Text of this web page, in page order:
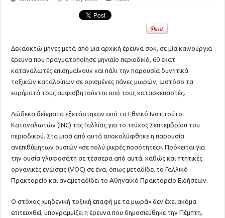
Δεκαοκτώ μήνες μετά από μια αρχική έρευνα σοκ, σε μία καινούργια
έρευνα που πραγματοποίησε μηνιαίο περιοδικό, 60 εκατ.
καταναλωτές επισημαίνουν και πάλι την παρουσία δυνητικά
τοξικών καταλοίπων σε ορισμένες πάνες μωρών, ωστόσο τα
ευρήματά τους αμφισβητούνται από τους κατασκευαστές.
Δώδεκα δείγματα εξετάστηκαν από το Εθνικό Ινστιτούτο
Καταναλωτών (INC) της Γαλλίας για το τεύχος Σεπτεμβρίου του
περιοδικού. Στα μισά από αυτά αποκαλύφθηκε η παρουσία
ανεπιθύμητων ουσιών «σε πολύ μικρές ποσότητες». Πρόκειται για
την ουσία γλυφοσάτη σε τέσσερα από αυτά, καθώς και πτητικές
οργανικές ενώσεις (VOC) σε ένα, όπως μεταδίδει το Γαλλικό
Πρακτορείο και αναμεταδίδει το Αθηναϊκό Πρακτορείο Ειδήσεων.
Ο στόχος «μηδενική τοξική επαφή με τα μωρά» δεν έχει ακόμα
επιτευχθεί, υπογραμμίζει η έρευνα που δημοσιεύθηκε την Πέμπτη.